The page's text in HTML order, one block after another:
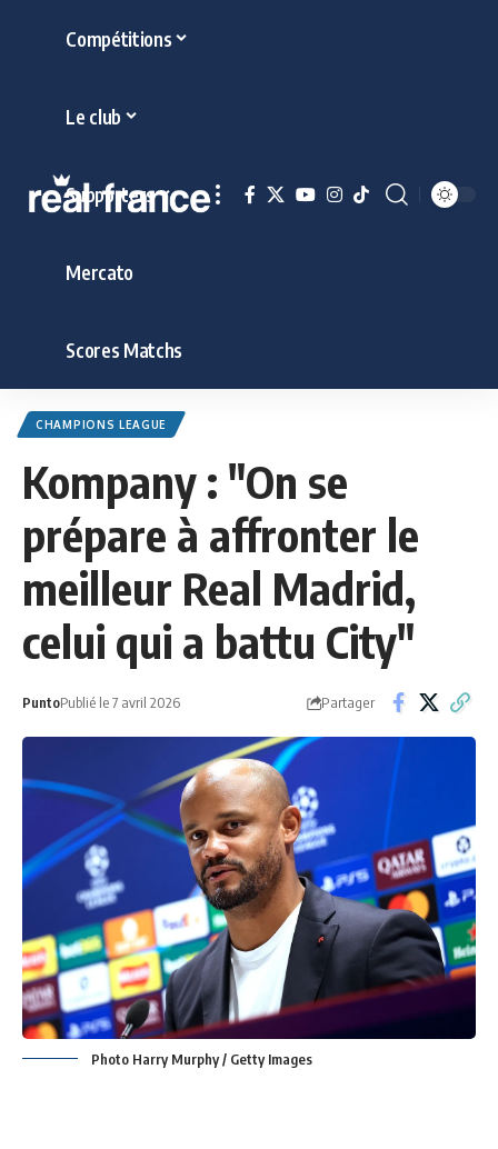
Compétitions
Le club
Supporters
Mercato
Scores Matchs
CHAMPIONS LEAGUE
Kompany : "On se
prépare à affronter le
meilleur Real Madrid,
celui qui a battu City"
PuntoPublié le 7 avril 2026 Partager
Photo Harry Murphy / Getty Images